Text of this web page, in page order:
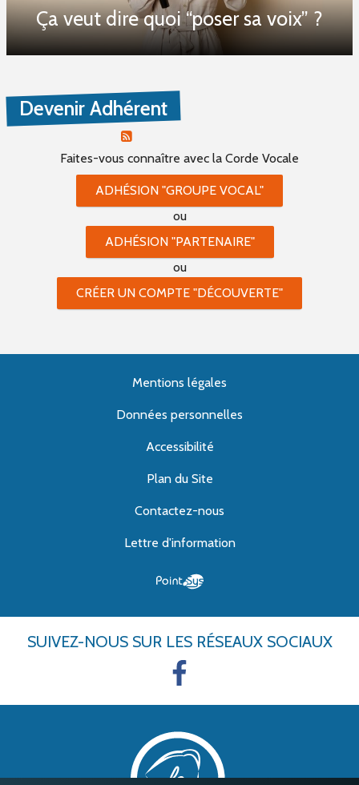
PROPOSER UN ÉVÈNEMENT
Ça veut dire quoi “poser sa voix” ?
Devenir Adhérent
Faites-vous connaître avec la Corde Vocale
ADHÉSION "GROUPE VOCAL"
ou
ADHÉSION "PARTENAIRE"
ou
CRÉER UN COMPTE "DÉCOUVERTE"
Mentions légales
Données personnelles
Accessibilité
Plan du Site
Contactez-nous
Lettre d'information
SUIVEZ-NOUS SUR LES RÉSEAUX SOCIAUX